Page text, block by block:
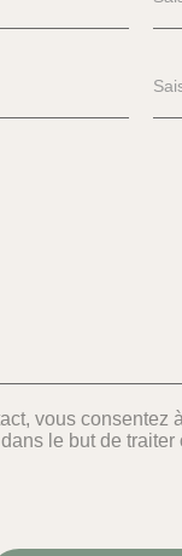
vous consentez
le but de traiter